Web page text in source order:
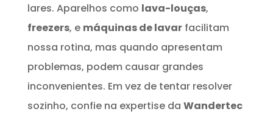
lares. Aparelhos como lava-louças,
freezers, e máquinas de lavarfacilitam
nossa rotina, mas quando apresentam
problemas, podem causar grandes
inconvenientes. Em vez de tentar resolver
sozinho, confie na expertise da Wandertec